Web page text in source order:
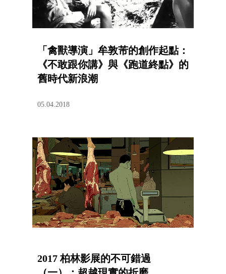
「禽獸導演」牟敦芾的創作起點：
《不敢跟你講》與《跑道終點》的
舊時代新浪潮
05.04.2018
2017 柏林影展的不可錯過